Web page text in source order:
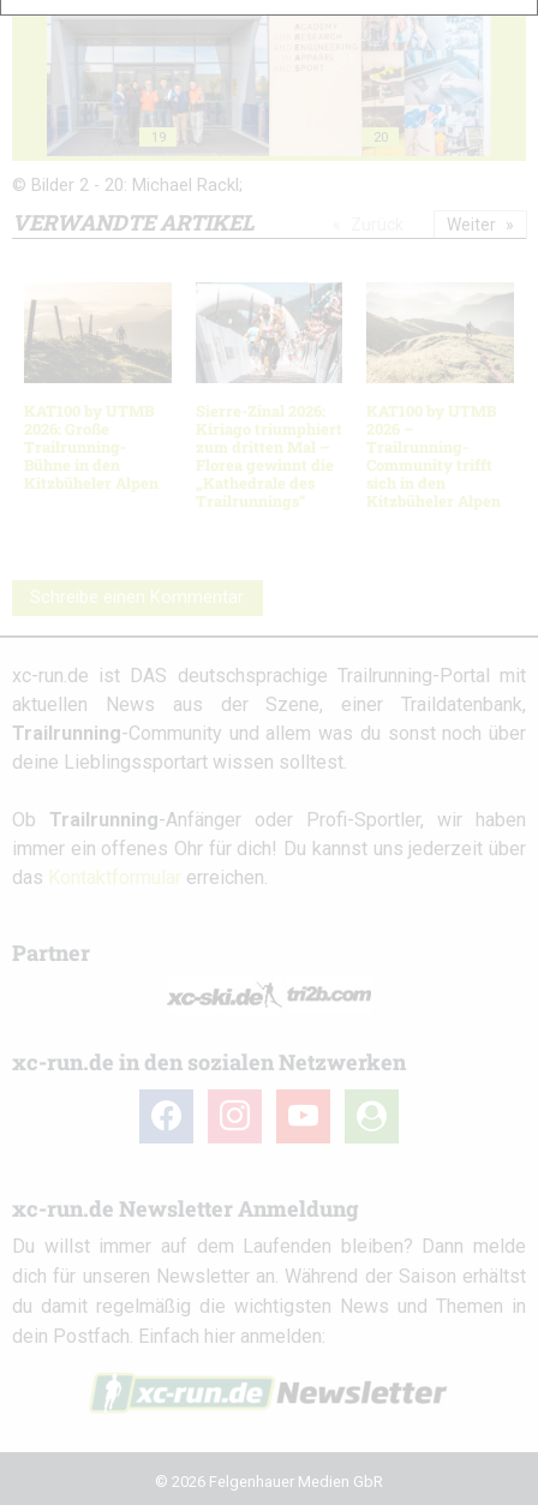
19 20
© Bilder 2 - 20: Michael Rackl;
VERWANDTE ARTIKEL
KAT100 by UTMB
2026: Große
Trailrunning-
Bühne in den
Kitzbüheler Alpen
Sierre-Zinal 2026:
Kiriago triumphiert
zum dritten Mal –
Florea gewinnt die
„Kathedrale des
Trailrunnings“
KAT100 by UTMB
2026 –
Trailrunning-
Community trifft
sich in den
Kitzbüheler Alpen
Weiter
Schreibe einen Kommentar
xc-run.de ist DAS deutschsprachige Trailrunning-Portal mit
aktuellen News aus der Szene, einer Traildatenbank,
Trailrunning-Community und allem was du sonst noch über
deine Lieblingssportart wissen solltest.
Ob Trailrunning-Anfänger oder Profi-Sportler, wir haben
immer ein offenes Ohr für dich! Du kannst uns jederzeit über
das Kontaktformular erreichen.
Partner
xc-run.de in den sozialen Netzwerken
facebook instagramyoutube
user-
circle
xc-run.de Newsletter Anmeldung
Du willst immer auf dem Laufenden bleiben? Dann melde
dich für unseren Newsletter an. Während der Saison erhältst
du damit regelmäßig die wichtigsten News und Themen in
dein Postfach. Einfach hier anmelden:
© 2026 Felgenhauer Medien GbR